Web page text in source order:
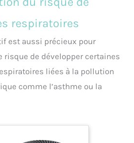
respiratoires
est aussi précieux pour
risque de développer certaines
liées à la pollution
comme l’asthme ou la